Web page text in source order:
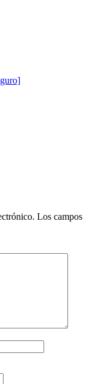
Los campos